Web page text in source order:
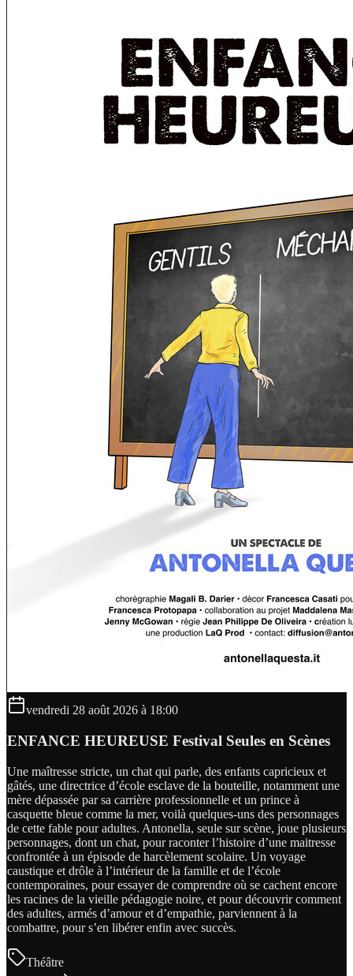
vendredi 28 août 2026 à 18:00
ENFANCE HEUREUSE Festival Seules en Scènes
Une maîtresse stricte, un chat qui parle, des enfants capricieux et
gâtés, une directrice d’école esclave de la bouteille, notamment une
mère dépassée par sa carrière professionnelle et un prince à
casquette bleue comme la mer, voilà quelques-uns des personnages
de cette fable pour adultes. Antonella, seule sur scène, joue plusieurs
personnages, dont un chat, pour raconter l’histoire d’une maitresse
confrontée à un épisode de harcèlement scolaire. Un voyage
caustique et drôle à l’intérieur de la famille et de l’école
contemporaines, pour essayer de comprendre où se cachent encore
les racines de la vieille pédagogie noire, et pour découvrir comment
des adultes, armés d’amour et d’empathie, parviennent à la
combattre, pour s’en libérer enfin avec succès.
Théâtre